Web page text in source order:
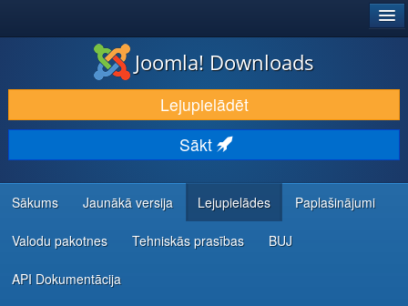
LEJUPIELĀDĒT UN PAPLAŠINĀT
ATKLĀJ UN IEMĀCIES
KOPIENA UN ATBALSTS
IZSTRĀDĀTĀJU RESURSI
Joomla! Downloads
Lejupielādēt
Sākt
Sākums Jaunākā versija Lejupielādes Paplašinājumi
Valodu pakotnes Tehniskās prasības BUJ
API Dokumentācija